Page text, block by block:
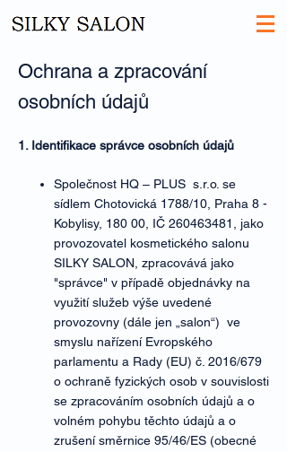
Ochrana a zpracování
osobních údajů
1. Identifikace správce osobních údajů
Společnost HQ – PLUS s.r.o. se
sídlem Chotovická 1788/10, Praha 8 -
Kobylisy, 180 00, IČ 260463481
, jako
provozovatel kosmetického salonu
SILKY SALON, zpracovává jako
"správce" v případě objednávky na
využití služeb výše uvedené
provozovny (dále jen „salon“) ve
smyslu nařízení Evropského
parlamentu a Rady (EU) č. 2016/679
o ochraně fyzických osob v souvislosti
se zpracováním osobních údajů a o
volném pohybu těchto údajů a o
zrušení směrnice 95/46/ES (obecné